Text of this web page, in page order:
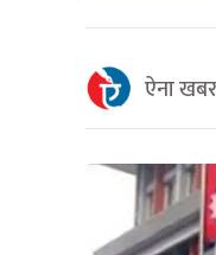
ऐना खबर